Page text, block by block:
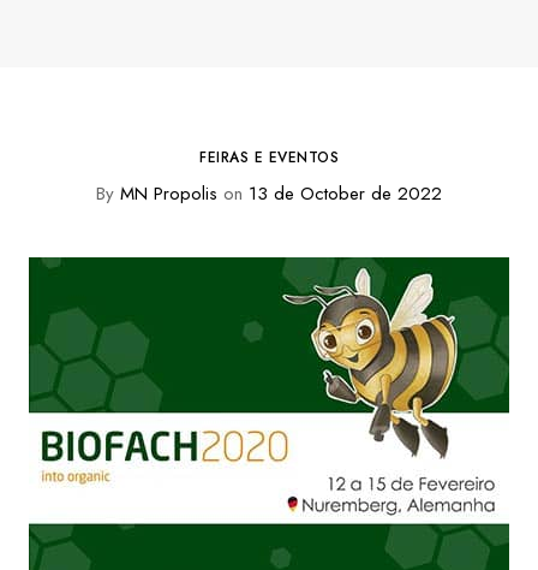
FEIRAS E EVENTOS
By MN Propolis on 13 de October de 2022